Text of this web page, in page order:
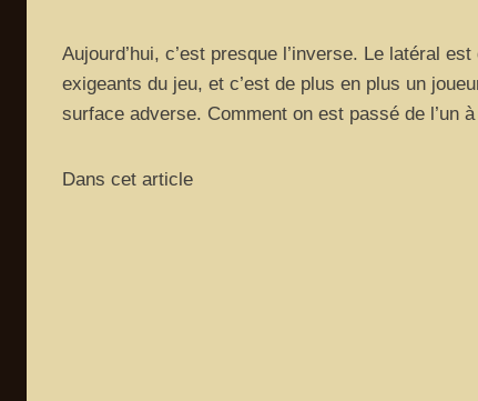
Aujourd’hui, c’est presque l’inverse. Le latéral
exigeants du jeu, et c’est de plus en plus un
surface adverse. Comment on est passé de l’un
Dans cet article